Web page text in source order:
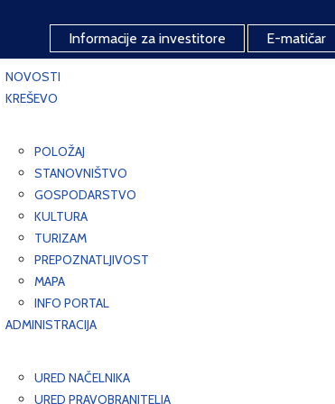
Informacije za investitore E-matičar
NOVOSTI
KREŠEVO
POLOŽAJ
STANOVNIŠTVO
GOSPODARSTVO
KULTURA
TURIZAM
PREPOZNATLJIVOST
MAPA
INFO PORTAL
ADMINISTRACIJA
URED NAČELNIKA
URED PRAVOBRANITELJA